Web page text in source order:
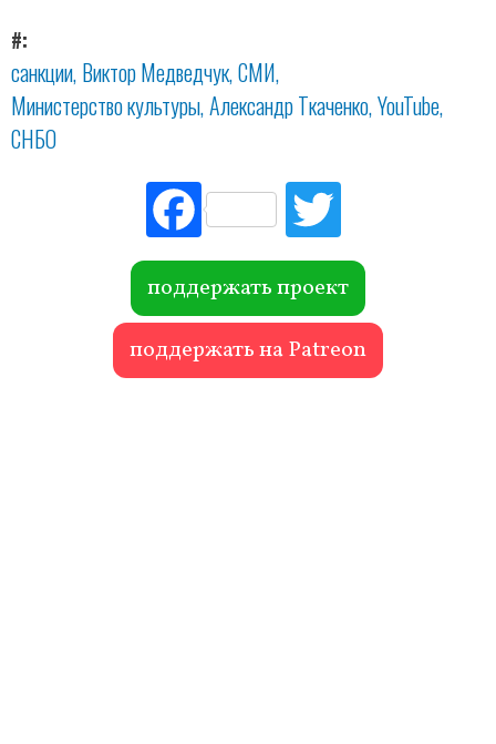
#
санкции Виктор Медведчук СМИ
Министерство культуры Александр Ткаченко YouTube
СНБО
Fac
ebo
ok r
поддержать проект
поддержать на Patreon